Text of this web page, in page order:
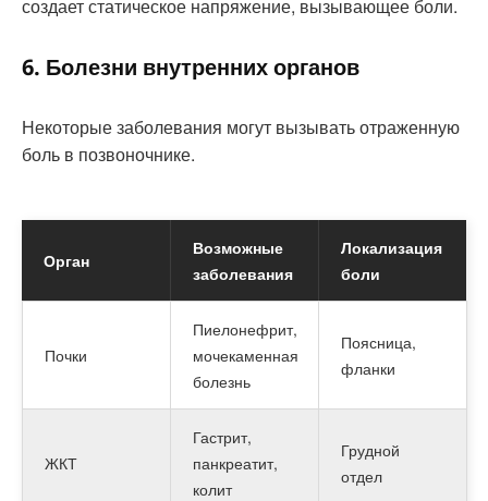
создает статическое напряжение, вызывающее боли.
6. Болезни внутренних органов
Некоторые заболевания могут вызывать отраженную
боль в позвоночнике.
Орган
Возможные
заболевания
Локализация
боли
Почки
Пиелонефрит,
мочекаменная
болезнь
Поясница,
фланки
ЖКТ
Гастрит,
панкреатит,
колит
Грудной
отдел